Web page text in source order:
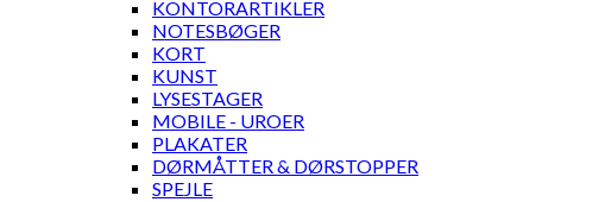
KONTORARTIKLER
NOTESBØGER
KORT
KUNST
LYSESTAGER
MOBILE - UROER
PLAKATER
DØRMÅTTER & DØRSTOPPER
SPEJLE